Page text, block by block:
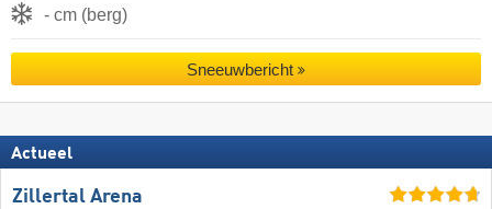
- cm (berg)
Sneeuwbericht
Actueel
Zillertal Arena